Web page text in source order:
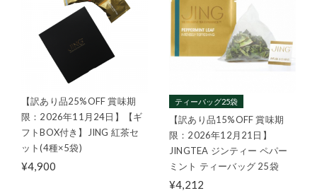
【訳あり品25%OFF 賞味期
限：2026年11月24日】【ギ
フトBOX付き】JING 紅茶セ
ット(4種×5袋)
¥4,900
ティーバッグ25袋
【訳あり品15%OFF 賞味期
限：2026年12月21日】
JINGTEA ジンティー ペパー
ミント ティーバッグ 25袋
¥4,212